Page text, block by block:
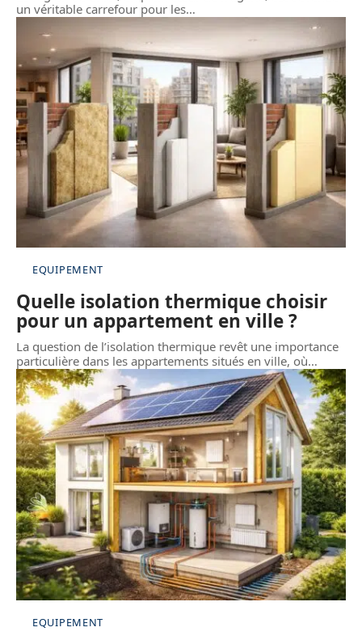
un véritable carrefour pour les…
EQUIPEMENT
Quelle isolation thermique choisir
pour un appartement en ville ?
La question de l’isolation thermique revêt une importance
particulière dans les appartements situés en ville, où…
EQUIPEMENT